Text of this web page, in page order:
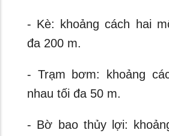
- Kè: khoảng cách hai
đa 200 m.
- Trạm bơm: khoảng
nhau tối đa 50 m.
- Bờ bao thủy lợi: